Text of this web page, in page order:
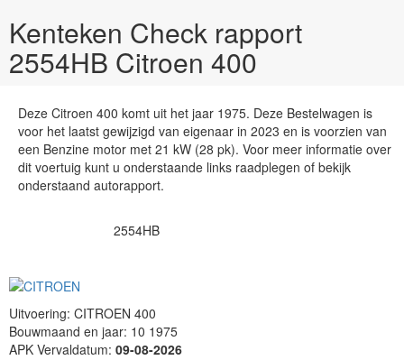
Kenteken Check rapport
2554HB Citroen 400
Deze Citroen 400 komt uit het jaar 1975. Deze Bestelwagen is
voor het laatst gewijzigd van eigenaar in 2023 en is voorzien van
een Benzine motor met 21 kW (28 pk). Voor meer informatie over
dit voertuig kunt u onderstaande links raadplegen of bekijk
onderstaand autorapport.
2554HB
Uitvoering: CITROEN 400
Bouwmaand en jaar: 10 1975
APK Vervaldatum: 09-08-2026